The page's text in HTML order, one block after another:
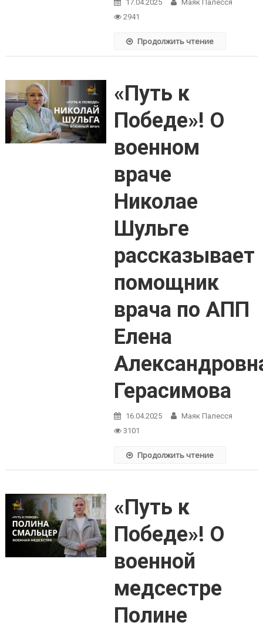
17.04.2025
Маяк Палесся
2941
Продолжить чтение
«Путь к
Победе»! О
военном
враче
Николае
Шульге
рассказывает
помощник
врача по АПП
Елена
Герасимова
16.04.2025
Маяк Палесся
3101
Продолжить чтение
«Путь к
Победе»! О
военной
медсестре
Полине